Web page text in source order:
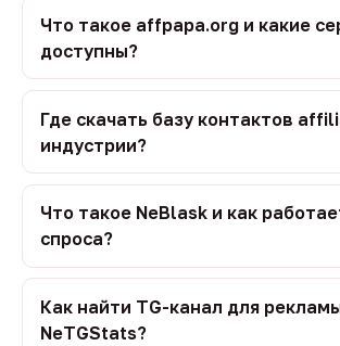
Что такое affpapa.org и какие
доступны?
Где скачать базу контактов
индустрии?
Что такое NeBlask и как
спроса?
Как найти TG-канал для
NeTGStats?